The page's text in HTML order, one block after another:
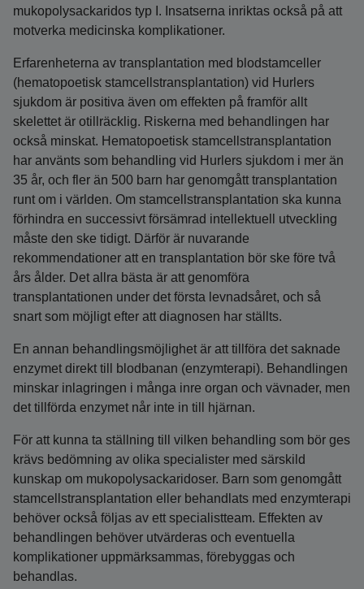
mukopolysackaridos typ I. Insatserna inriktas också på att
motverka medicinska komplikationer.
Erfarenheterna av transplantation med blodstamceller
(hematopoetisk stamcellstransplantation) vid Hurlers
sjukdom är positiva även om effekten på framför allt
skelettet är otillräcklig. Riskerna med behandlingen har
också minskat. Hematopoetisk stamcellstransplantation
har använts som behandling vid Hurlers sjukdom i mer än
35 år, och fler än 500 barn har genomgått transplantation
runt om i världen. Om stamcellstransplantation ska kunna
förhindra en successivt försämrad intellektuell utveckling
måste den ske tidigt. Därför är nuvarande
rekommendationer att en transplantation bör ske före två
års ålder. Det allra bästa är att genomföra
transplantationen under det första levnadsåret, och så
snart som möjligt efter att diagnosen har ställts.
En annan behandlingsmöjlighet är att tillföra det saknade
enzymet direkt till blodbanan (enzymterapi). Behandlingen
minskar inlagringen i många inre organ och vävnader, men
det tillförda enzymet når inte in till hjärnan.
För att kunna ta ställning till vilken behandling som bör ges
krävs bedömning av olika specialister med särskild
kunskap om mukopolysackaridoser. Barn som genomgått
stamcellstransplantation eller behandlats med enzymterapi
behöver också följas av ett specialistteam. Effekten av
behandlingen behöver utvärderas och eventuella
komplikationer uppmärksammas, förebyggas och
behandlas.